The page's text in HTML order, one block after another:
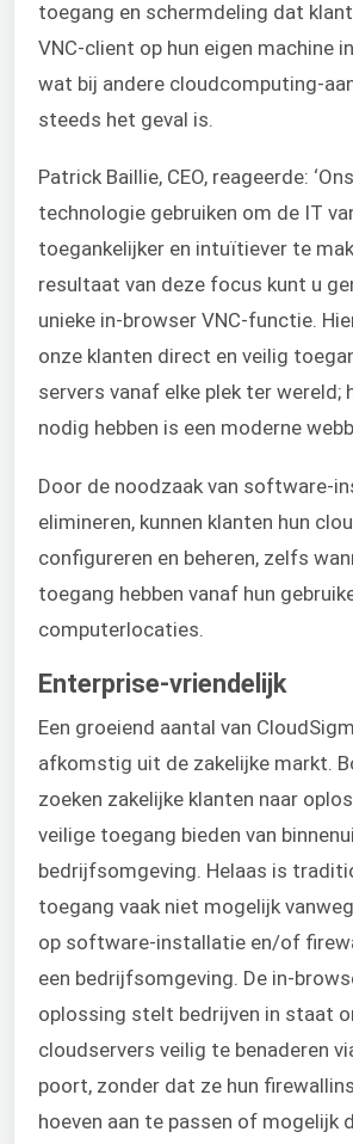
toegang en schermdeling dat
VNC-client op hun eigen machine
wat bij andere cloudcomputing-
steeds het geval is.
Patrick Baillie, CEO, reageerde:
technologie gebruiken om de IT
toegankelijker en intuïtiever te
resultaat van deze focus kunt u
unieke in-browser VNC-functie.
onze klanten direct en veilig
servers vanaf elke plek ter wereld;
nodig hebben is een moderne
Door de noodzaak van software-
elimineren, kunnen klanten hun
configureren en beheren, zelfs
toegang hebben vanaf hun
computerlocaties.
Enterprise-vriendelijk
Een groeiend aantal van
afkomstig uit de zakelijke markt.
zoeken zakelijke klanten naar
veilige toegang bieden van
bedrijfsomgeving. Helaas is
toegang vaak niet mogelijk
op software-installatie en/of
een bedrijfsomgeving. De in-
oplossing stelt bedrijven in staat
cloudservers veilig te benaderen
poort, zonder dat ze hun
hoeven aan te passen of mogelijk